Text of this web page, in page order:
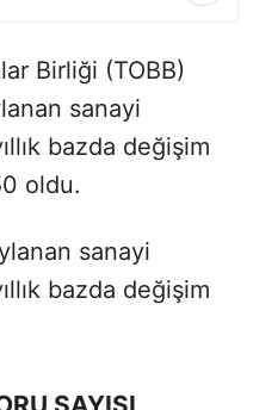
Birliği (TOBB)
sanayi
bazda değişim
oldu.
sanayi
bazda değişim